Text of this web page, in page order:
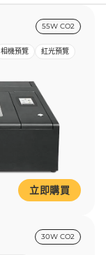
55W CO2
相機預覽
紅光預覽
立即購買
30W CO2